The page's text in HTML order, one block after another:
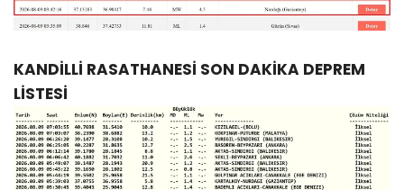
KANDİLLİ RASATHANESİ SON DAKİKA DEPREM
LİSTESİ